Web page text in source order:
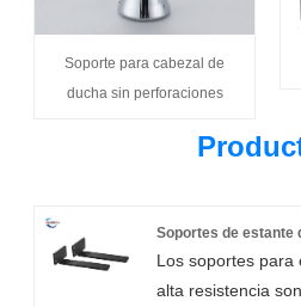
Soporte para cabezal de
ducha sin perforaciones
Soportes de estante
Los soportes para
alta resistencia